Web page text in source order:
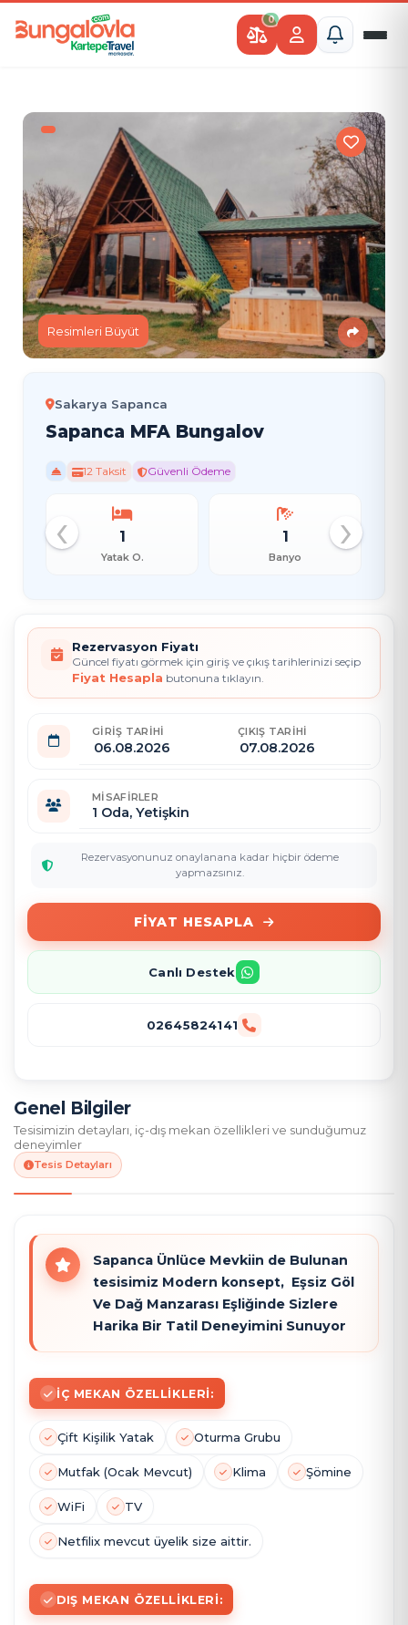
0
Resimleri Büyüt
Sakarya Sapanca
Sapanca MFA Bungalov
12 Taksit Güvenli Ödeme
1
Yatak O.
1
Banyo
‹ ›
Genel Bilgiler
Tesisimizin detayları, iç-dış mekan özellikleri ve sunduğumuz
deneyimler
Tesis Detayları
Sapanca Ünlüce Mevkiin de Bulunan
tesisimiz Modern konsept, Eşsiz Göl
Ve Dağ Manzarası Eşliğinde Sizlere
Harika Bir Tatil Deneyimini Sunuyor
İÇ MEKAN ÖZELLIKLERI:
Çift Kişilik Yatak Oturma Grubu
Mutfak (Ocak Mevcut) Klima Şömine
WiFi TV
Netfilix mevcut üyelik size aittir.
DIŞ MEKAN ÖZELLIKLERI:
Rezervasyon Fiyatı
Güncel fiyatı görmek için giriş ve çıkış tarihlerinizi seçip
Fiyat Hesapla butonuna tıklayın.
GIRIŞ TARIHI ÇIKIŞ TARIHI
MISAFIRLER
1 Oda, Yetişkin
Rezervasyonunuz onaylanana kadar hiçbir ödeme
yapmazsınız.
FIYAT HESAPLA
Canlı Destek
02645824141